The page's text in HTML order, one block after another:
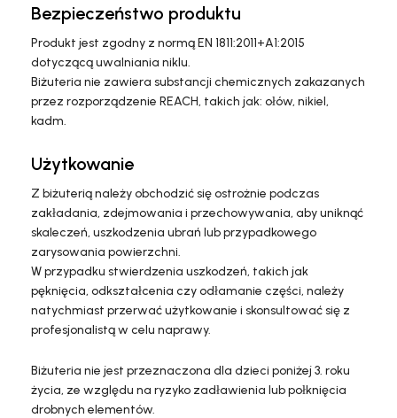
Bezpieczeństwo produktu
Produkt jest zgodny z normą EN 1811:2011+A1:2015
dotyczącą uwalniania niklu.
Biżuteria nie zawiera substancji chemicznych zakazanych
przez rozporządzenie REACH, takich jak: ołów, nikiel,
kadm.
Użytkowanie
Z biżuterią należy obchodzić się ostrożnie podczas
zakładania, zdejmowania i przechowywania, aby uniknąć
skaleczeń, uszkodzenia ubrań lub przypadkowego
zarysowania powierzchni.
W przypadku stwierdzenia uszkodzeń, takich jak
pęknięcia, odkształcenia czy odłamanie części, należy
natychmiast przerwać użytkowanie i skonsultować się z
profesjonalistą w celu naprawy.
Biżuteria nie jest przeznaczona dla dzieci poniżej 3. roku
życia, ze względu na ryzyko zadławienia lub połknięcia
drobnych elementów.